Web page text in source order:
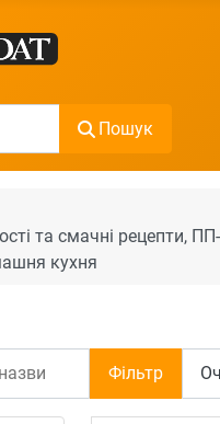
Пошук
та смачні рецепти,
кухня
Фільтр